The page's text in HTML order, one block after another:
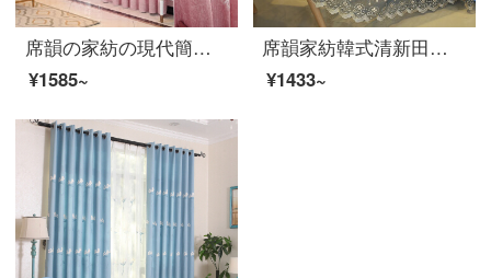
席韻の家紡の現代簡単な予約のシニールの浮き彫りの粉の刺繍のカーテンの布の層の林は染めます-粉の布のオーダーメイドの幅の1メートル*高さの2.7メートルの単価(ナノリング)は高くなることができます
¥1585~
席韻家紡韓式清新田園風リビングルームのバルコニーから窓の紗の新しい刺繍のカーテン糸がカスタマイズできます。シンプルで清新な風田園シリーズのさくらんぼ-青い紗(窓紗一体)は幅1メートル*高さ2.7メートルの単価(吊り穴)を注文して高くなります。
¥1433~